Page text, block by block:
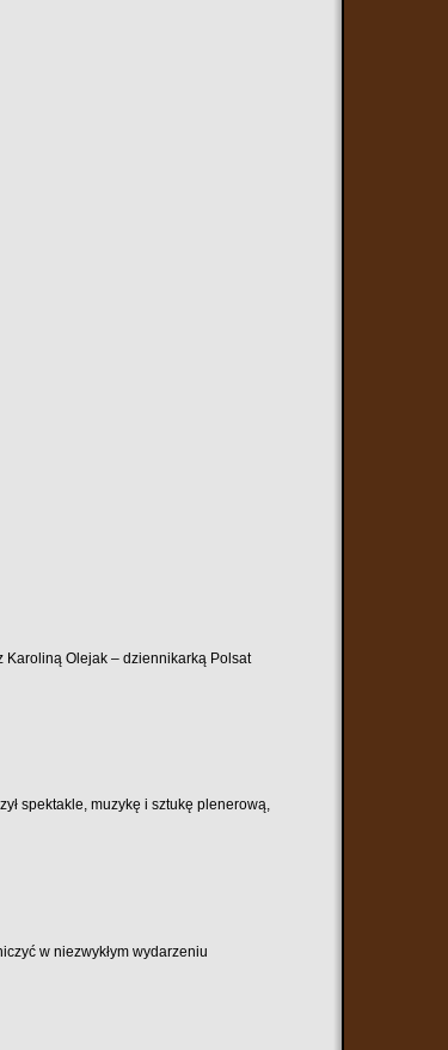
Karoliną Olejak – dziennikarką Polsat
spektakle, muzykę i sztukę plenerową,
w niezwykłym wydarzeniu